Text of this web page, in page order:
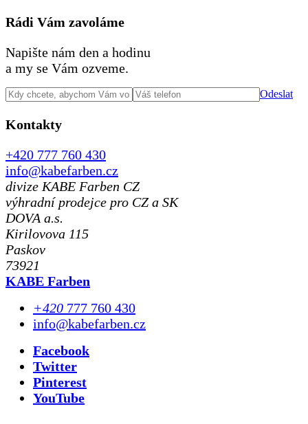
Rádi Vám zavoláme
Napište nám den a hodinu
a my se Vám ozveme.
Odeslat
Kontakty
+420 777 760 430
info@kabefarben.cz
divize KABE Farben CZ
výhradní prodejce pro CZ a SK
DOVA a.s.
Kirilovova 115
Paskov
73921
KABE Farben
+420 777 760 430
info@kabefarben.cz
Facebook
Twitter
Pinterest
YouTube